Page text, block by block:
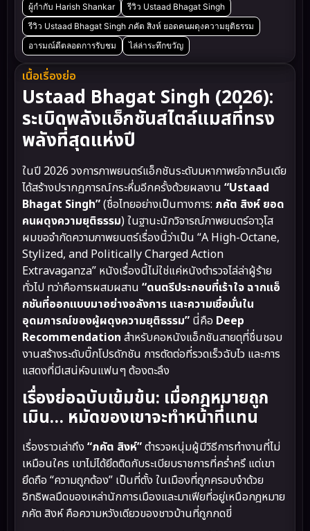
ผู้กำกับ Harish Shankar
รีวิว Ustaad Bhagat Singh
รีวิว Ustaad Bhagat Singh ภคัต สิงห์ ยอดคนผดุงความยุติธรรม
อารมณ์ดีตลอดการรับชม
ไล่ล่าระทึกขวัญ
เนื้อเรื่องย่อ
Ustaad Bhagat Singh (2026):
ระเบิดพลังแอ็กชันสไตล์แมสที่ทรง
พลังที่สุดแห่งปี
ในปี 2026 วงการภาพยนตร์แอ็กชันระดับมหากาพย์จากอินเดีย
ได้สร้างปรากฏการณ์กระหึ่มอีกครั้งด้วยผลงาน “Ustaad
Bhagat Singh”(ชื่อไทยอย่างเป็นทางการ: ภคัต สิงห์ ยอด
คนผดุงความยุติธรรม) ในฐานะนักวิจารณ์ภาพยนตร์อาวุโส
ผมขอจำกัดความภาพยนตร์เรื่องนี้ว่าเป็น “A High-Octane,
Stylized, and Politically Charged Action
Extravaganza” หนังเรื่องนี้ไม่ใช่แค่หนังตำรวจไล่ล่าผู้ร้าย
ทั่วไป ทว่าคือการผสมผสาน “ดนตรีประกอบที่เร้าใจ ฉากแอ็
กชันที่ออกแบบมาอย่างอลังการ และความเชื่อมั่นใน
อุดมการณ์ของผู้ผดุงความยุติธรรม” นี่คือ Deep
Recommendation สำหรับคอหนังแอ็กชันสายดุที่ชื่นชอบ
งานสร้างระดับบิ๊กโปรดักชัน การตัดต่อที่รวดเร็วฉับไว และการ
แสดงที่มีเสน่ห์จนแฟนๆ ต้องตะลึง
เรื่องย่อฉบับเข้มข้น: เมื่อกฎหมายถูก
เมิน… หมัดของเขาจะทำหน้าที่แทน
เรื่องราวเล่าถึง “ภคัต สิงห์”ตำรวจหนุ่มผู้มีวิธีการทำงานที่ไม่
เหมือนใคร เขาไม่ได้ยึดติดกับระเบียบราชการที่คร่ำครึ แต่เขา
ยึดถือ “ความถูกต้อง” เป็นที่ตั้ง ในเมืองที่ถูกครอบงำด้วย
อิทธิพลมืดของเหล่านักการเมืองและมาเฟียที่อยู่เหนือกฎหมาย
ภคัต สิงห์ คือความหวังเดียวของชาวบ้านที่ถูกกดขี่